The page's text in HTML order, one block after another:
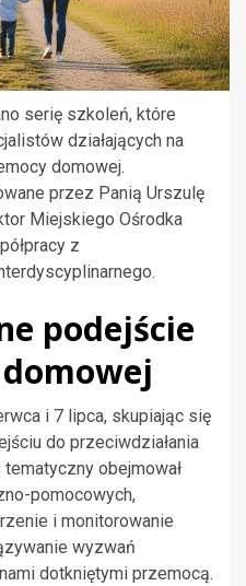
serię szkoleń, które
działających na
domowej.
przez Panią Urszulę
Miejskiego Ośrodka
z
podejście
i 7 lipca, skupiając się
do przeciwdziałania
obejmował
pomocowych,
i monitorowanie
wyzwań
dotkniętymi przemocą.